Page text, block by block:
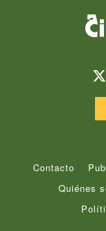
Contacto
Quiénes